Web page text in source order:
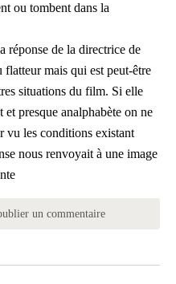
ou tombent dans la
réponse de la directrice de
mais qui est peut-être
situations du film. Si elle
presque analphabète on ne
vu les conditions existant
nous renvoyait à une image
un commentaire